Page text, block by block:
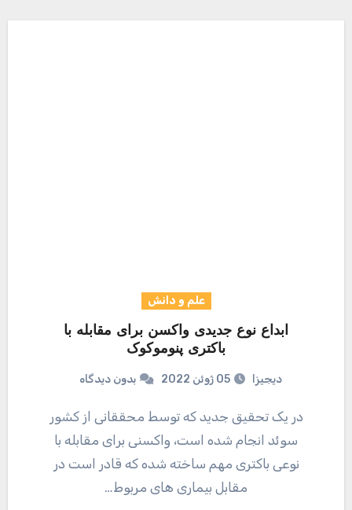
علم و دانش
ابداع نوع جدیدی واکسن برای مقابله با
باکتری پنوموکوک
دیجیزا 05 ژوئن 2022 بدون دیدگاه
در یک تحقیق جدید که توسط محققانی از کشور
سوئد انجام شده است، واکسنی برای مقابله با
نوعی باکتری مهم ساخته شده که قادر است در
مقابل بیماری های مربوط…